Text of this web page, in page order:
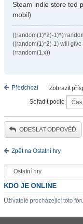
Steam indie store ted
mobil)
((random(1)*2)-
((random(1)*2)-1) will give
(rrandom(1,x))
Předchozí
Zobrazit
Seřadit podle
ODESLAT ODPOVĚĎ
Zpět na Ostatní hry
KDO JE ONLINE
Uživatelé procházející toto